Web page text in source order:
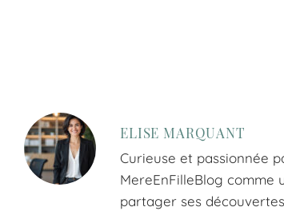
ELISE MARQUANT
Curieuse et passionnée
MereEnFilleBlog comme
partager ses